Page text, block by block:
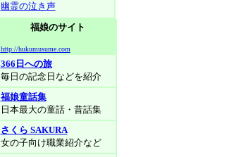
幽霊の泣き声
福娘のサイト
http://hukumusume.com
366日への旅
毎日の記念日などを紹介
福娘童話集
日本最大の童話・昔話集
さくら SAKURA
女の子向け職業紹介など